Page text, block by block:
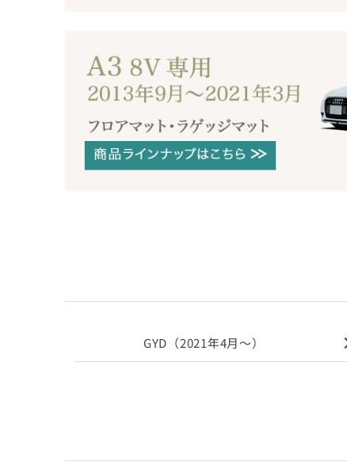
GYD（2021年4月～）